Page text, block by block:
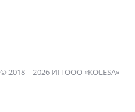
© 2018—2026 ИП ООО «KOLESA»